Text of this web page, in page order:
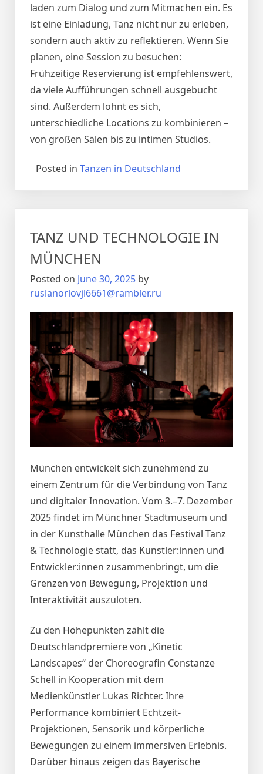
laden zum Dialog und zum Mitmachen ein. Es
ist eine Einladung, Tanz nicht nur zu erleben,
sondern auch aktiv zu reflektieren. Wenn Sie
planen, eine Session zu besuchen:
Frühzeitige Reservierung ist empfehlenswert,
da viele Aufführungen schnell ausgebucht
sind. Außerdem lohnt es sich,
unterschiedliche Locations zu kombinieren –
von großen Sälen bis zu intimen Studios.
Posted in Tanzen in Deutschland
TANZ UND TECHNOLOGIE IN
MÜNCHEN
Posted on June 30, 2025 by
ruslanorlovjl6661@rambler.ru
München entwickelt sich zunehmend zu
einem Zentrum für die Verbindung von Tanz
und digitaler Innovation. Vom 3.–7. Dezember
2025 findet im Münchner Stadtmuseum und
in der Kunsthalle München das Festival Tanz
& Technologie statt, das Künstler:innen und
Entwickler:innen zusammenbringt, um die
Grenzen von Bewegung, Projektion und
Interaktivität auszuloten.
Zu den Höhepunkten zählt die
Deutschlandpremiere von „Kinetic
Landscapes“ der Choreografin Constanze
Schell in Kooperation mit dem
Medienkünstler Lukas Richter. Ihre
Performance kombiniert Echtzeit-
Projektionen, Sensorik und körperliche
Bewegungen zu einem immersiven Erlebnis.
Darüber hinaus zeigen das Bayerische